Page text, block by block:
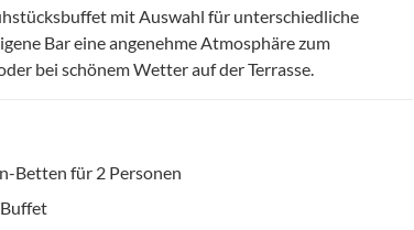
mit Auswahl für unterschiedliche
Bar eine angenehme Atmosphäre zum
bei schönem Wetter auf der Terrasse.
Betten für 2 Personen